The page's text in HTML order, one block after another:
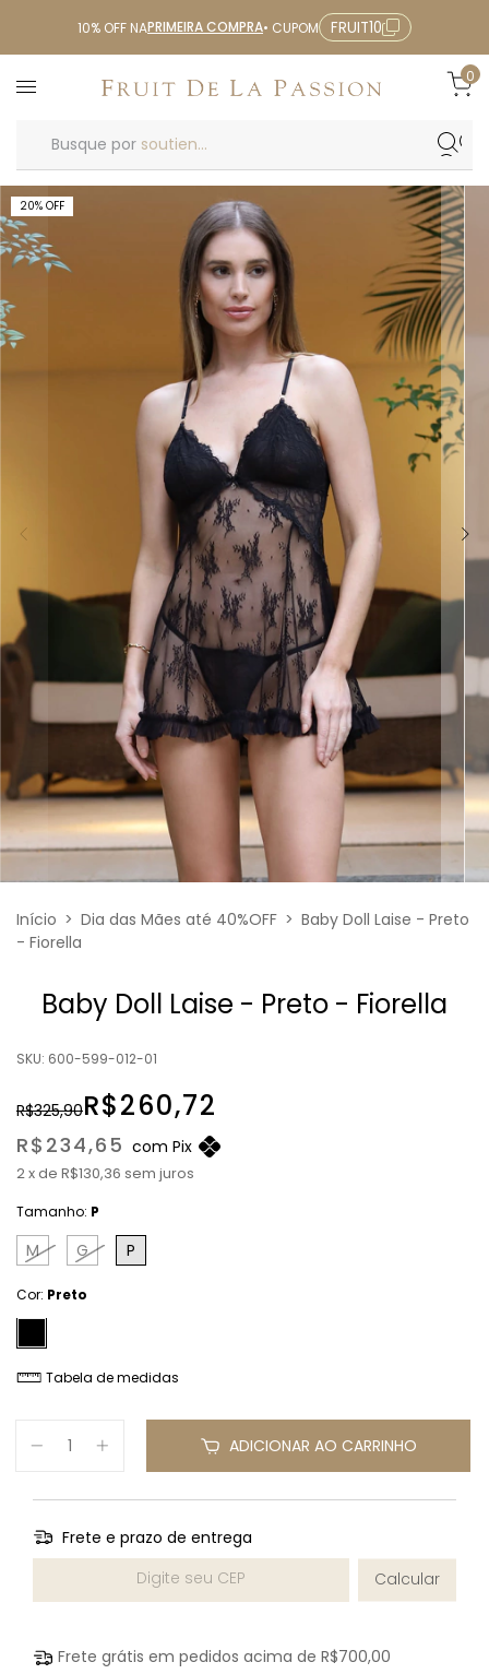
10% OFF NAPRIMEIRA COMPRA• CUPOM FRUIT10
0
Busque por soutien...
20% OFF
Início > Dia das Mães até 40%OFF > Baby Doll Laise - Preto
- Fiorella
Baby Doll Laise - Preto - Fiorella
SKU: 600-599-012-01
R$325,90R$260,72
R$234,65 com Pix
2xde R$130,36 sem juros
Tamanho: P
M
G P
Cor: Preto
Tabela de medidas
ADICIONAR AO CARRINHO
Frete e prazo de entrega
Entregas para o CEP:
Calcular
Frete grátis em pedidos acima de R$700,00